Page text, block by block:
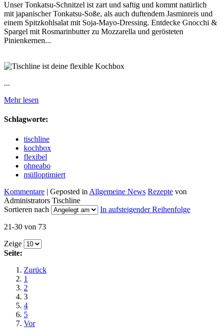
Unser Tonkatsu-Schnitzel ist zart und saftig und kommt natürlich
mit japanischer Tonkatsu-Soße, als auch duftendem Jasminreis und
einem Spitzkohlsalat mit Soja-Mayo-Dressing. Entdecke Gnocchi &
Spargel mit Rosmarinbutter zu Mozzarella und gerösteten
Pinienkernen...
...
Mehr lesen
Schlagworte:
tischline
kochbox
flexibel
ohneabo
mülloptimiert
Kommentare | Geposted in Allgemeine News Rezepte von
Administrators Tischline
Sortieren nach
In aufsteigender Reihenfolge
21-30 von 73
Zeige
Seite:
Zurück
1
2
3
4
5
Vor